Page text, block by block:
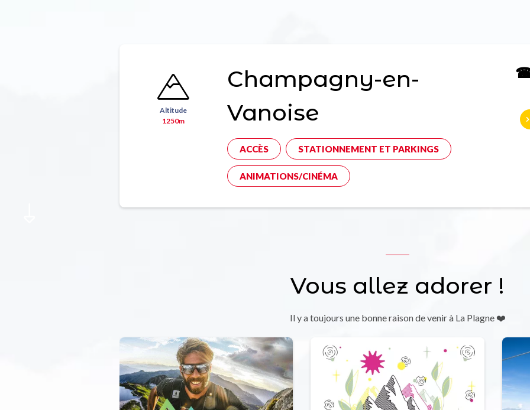
Altitude
1250m
Champagny-en-
Vanoise
ACCÈS STATIONNEMENT ET PARKINGS
ANIMATIONS/CINÉMA
☎
Vous allez adorer !
Il y a toujours une bonne raison de venir à La Plagne ❤️